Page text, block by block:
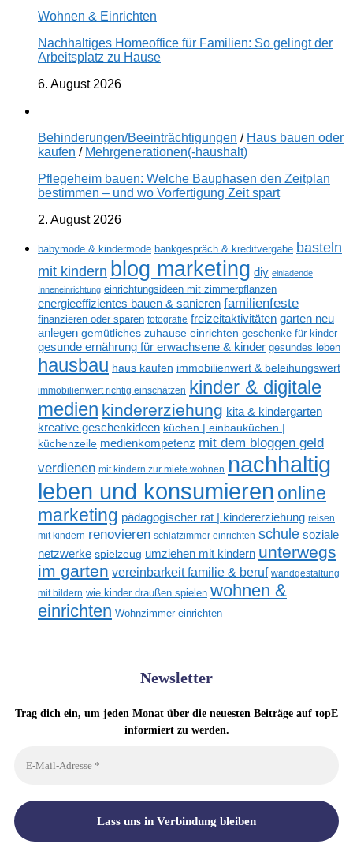
Wohnen & Einrichten
Nachhaltiges Homeoffice für Familien: So gelingt der
Arbeitsplatz zu Hause
6. August 2026
Behinderungen/Beeinträchtigungen / Haus bauen oder
kaufen / Mehrgenerationen(-haushalt)
Pflegeheim bauen: Welche Bauphasen den Zeitplan
bestimmen – und wo Vorfertigung Zeit spart
2. August 2026
babymode & kindermode bankgespräch & kreditvergabe basteln
mit kindern blog marketing diy einladende
Inneneinrichtung einrichtungsideen mit zimmerpflanzen
energieeffizientes bauen & sanieren familienfeste
finanzieren oder sparen fotografie freizeitaktivitäten garten neu
anlegen gemütliches zuhause einrichten geschenke für kinder
gesunde ernährung für erwachsene & kinder gesundes leben
hausbau haus kaufen immobilienwert & beleihungswert
immobilienwert richtig einschätzen kinder & digitale
medien kindererziehung kita & kindergarten
kreative geschenkideen küchen | einbauküchen |
küchenzeile medienkompetenz mit dem bloggen geld
verdienen mit kindern zur miete wohnen nachhaltig
leben und konsumieren online
marketing pädagogischer rat | kindererziehung reisen
mit kindern renovieren schlafzimmer einrichten schule soziale
netzwerke spielzeug umziehen mit kindern unterwegs
im garten vereinbarkeit familie & beruf wandgestaltung
mit bildern wie kinder draußen spielen wohnen &
einrichten Wohnzimmer einrichten
Newsletter
Trag dich ein, um jeden Monat über die neuesten Beiträge auf topE
informiert zu werden.